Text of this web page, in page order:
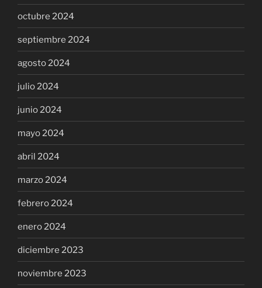
octubre 2024
septiembre 2024
agosto 2024
julio 2024
junio 2024
mayo 2024
abril 2024
marzo 2024
febrero 2024
enero 2024
diciembre 2023
noviembre 2023